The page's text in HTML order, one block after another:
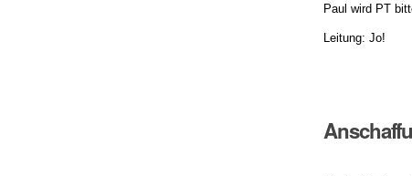
Paul wird PT
Leitung: Jo!